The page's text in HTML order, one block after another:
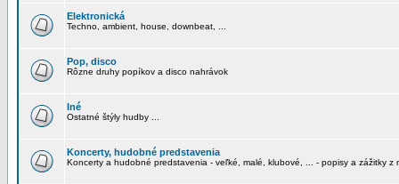
Elektronická
Techno, ambient, house, downbeat, ...
Pop, disco
Rôzne druhy popíkov a disco nahrávok
Iné
Ostatné štýly hudby ...
Koncerty, hudobné predstavenia
Koncerty a hudobné predstavenia - veľké, malé, klubové, ... - popisy a zážitky z